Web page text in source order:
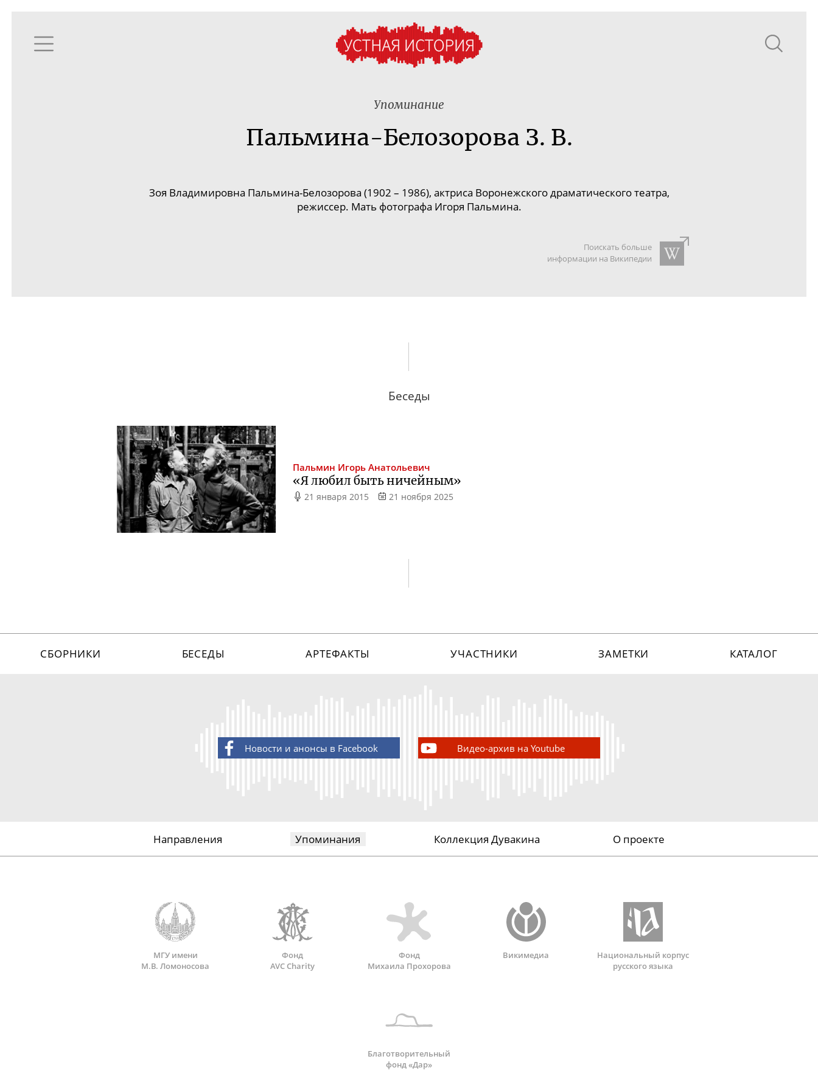
Упоминание
Пальмина-Белозорова З. В.
Зоя Владимировна Пальмина-Белозорова (1902 – 1986), актриса Воронежского драматического театра,
режиссер. Мать фотографа Игоря Пальмина.
Поискать больше
информации на Википедии
Беседы
Пальмин Игорь Анатольевич
«Я любил быть ничейным»
21 января 2015 21 ноября 2025
СБОРНИКИ БЕСЕДЫ АРТЕФАКТЫ УЧАСТНИКИ ЗАМЕТКИ КАТАЛОГ
Новости и анонсы в Facebook Видео-архив на Youtube
Направления Упоминания Коллекция Дувакина О проекте
МГУ имени
М.В. Ломоносова
Фонд
AVC Charity
Фонд
Михаила Прохорова
Викимедиа
Национальный корпус
русского языка
Благотворительный
фонд «Дар»